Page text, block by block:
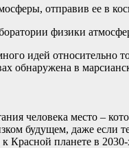
отправив ее в
физики
идей относительно
обнаружена в
человека место –
будущем, даже если
Красной планете в 2030-